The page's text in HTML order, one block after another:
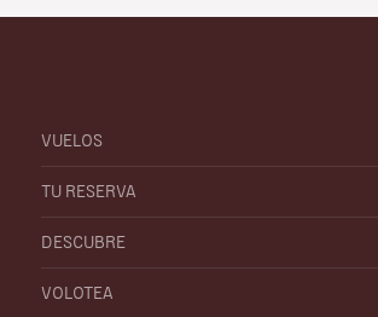
VUELOS
TU RESERVA
DESCUBRE
VOLOTEA